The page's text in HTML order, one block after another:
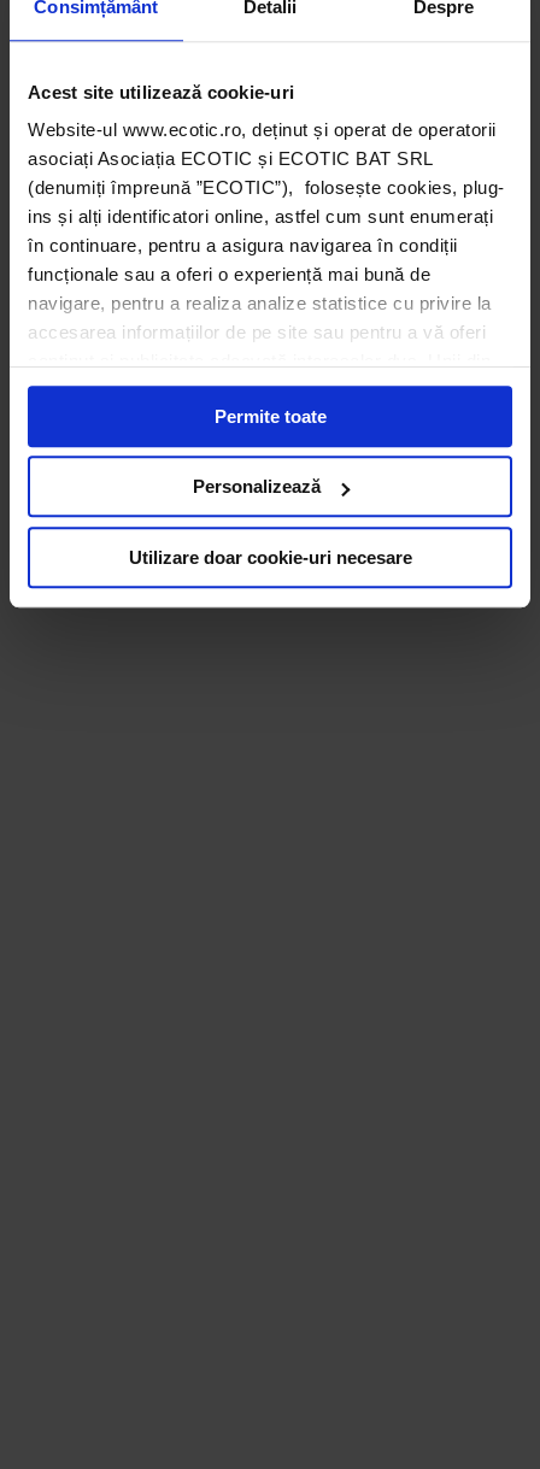
Consimțământ Detalii Despre
Acest site utilizează cookie-uri
Website-ul www.ecotic.ro, deținut și operat de operatorii
asociați Asociația ECOTIC și ECOTIC BAT SRL
(denumiți împreună ”ECOTIC”), folosește cookies, plug-
ins și alți identificatori online, astfel cum sunt enumerați
în continuare, pentru a asigura navigarea în condiții
funcționale sau a oferi o experiență mai bună de
navigare, pentru a realiza analize statistice cu privire la
accesarea informațiilor de pe site sau pentru a vă oferi
acești identificatori online sunt plasați de către ECOTIC
(cookie-uri primare), alții sunt cookie-uri dintr-un domeniu
diferit de domeniul site-ului web pe care îl vizitați (cookie-
uri terțe). Găsiți în ferestrele Detalii și Despre informații
consimțământul cu privire la acestea.
Permite toate
Personalizează
Utilizare doar cookie-uri necesare